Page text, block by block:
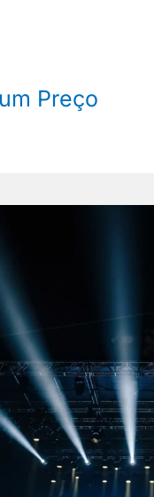
Preço